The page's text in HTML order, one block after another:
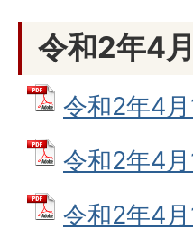
令和2年4月
令和2年4
令和2年4
令和2年4